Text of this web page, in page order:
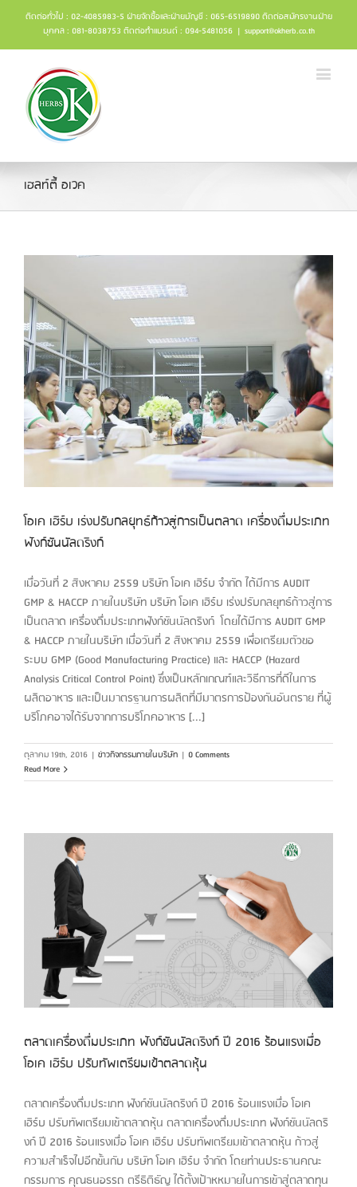
ติดต่อทั่วไป : 02-4085983-5 ฝ่ายจัดซื้อและฝ่ายบัญชี : 065-6519890 ติดต่อสมัครงานฝ่าย
บุคคล : 081-8038753 ติดต่อทำแบรนด์ : 094-5481056 | support@okherb.co.th
เฮลท์ตี้ อเวค
โอเค เฮิร์บ เร่งปรับกลยุทธ์ก้าวสู่การเป็นตลาด เครื่องดื่มประเภท
ฟังก์ชันนัลดริงก์
เมื่อวันที่ 2 สิงหาคม 2559 บริษัท โอเค เฮิร์บ จำกัด ได้มีการ AUDIT
GMP & HACCP ภายในบริษัท บริษัท โอเค เฮิร์บ เร่งปรับกลยุทธ์ก้าวสู่การ
เป็นตลาด เครื่องดื่มประเภทฟังก์ชันนัลดริงก์ โดยได้มีการ AUDIT GMP
& HACCP ภายในบริษัท เมื่อวันที่ 2 สิงหาคม 2559 เพื่อเตรียมตัวขอ
ระบบ GMP (Good Manufacturing Practice) และ HACCP (Hazard
Analysis Critical Control Point) ซึ่งเป็นหลักเกณฑ์และวิธีการที่ดีในการ
ผลิตอาหาร และเป็นมาตรฐานการผลิตที่มีมาตรการป้องกันอันตราย ที่ผู้
บริโภคอาจได้รับจากการบริโภคอาหาร [...]
ตุลาคม 19th, 2016 | ข่าวกิจกรรมภายในบริษัท | 0 Comments
Read More
ตลาดเครื่องดื่มประเภท ฟังก์ชันนัลดริงก์ ปี 2016 ร้อนแรงเมื่อ
โอเค เฮิร์บ ปรับทัพเตรียมเข้าตลาดหุ้น
ตลาดเครื่องดื่มประเภท ฟังก์ชันนัลดริงก์ ปี 2016 ร้อนแรงเมื่อ โอเค
เฮิร์บ ปรับทัพเตรียมเข้าตลาดหุ้น ตลาดเครื่องดื่มประเภท ฟังก์ชันนัลดริ
งก์ ปี 2016 ร้อนแรงเมื่อ โอเค เฮิร์บ ปรับทัพเตรียมเข้าตลาดหุ้น ก้าวสู่
ความสำเร็จไปอีกขั้นกับ บริษัท โอเค เฮิร์บ จำกัด โดยท่านประธานคณะ
กรรมการ คุณธนอรรถ ตรีธิติธัญ ได้ตั้งเป้าหหมายในการเข้าสู่ตลาดทุน